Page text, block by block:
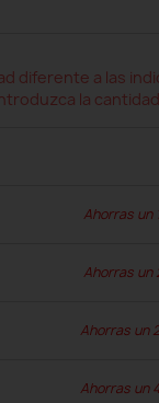
diferente a las
la
Ahorras un
Ahorras un
Ahorras un
Ahorras un